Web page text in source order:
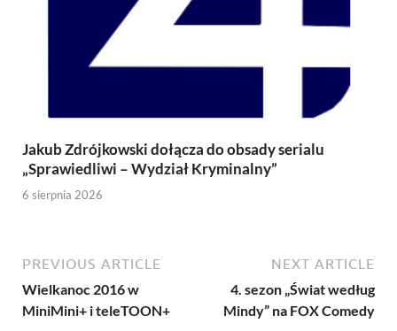
Jakub Zdrójkowski dołącza do obsady serialu
„Sprawiedliwi – Wydział Kryminalny”
6 sierpnia 2026
PREVIOUS ARTICLE
Wielkanoc 2016 w
MiniMini+ i teleTOON+
NEXT ARTICLE
4. sezon „Świat według
Mindy” na FOX Comedy